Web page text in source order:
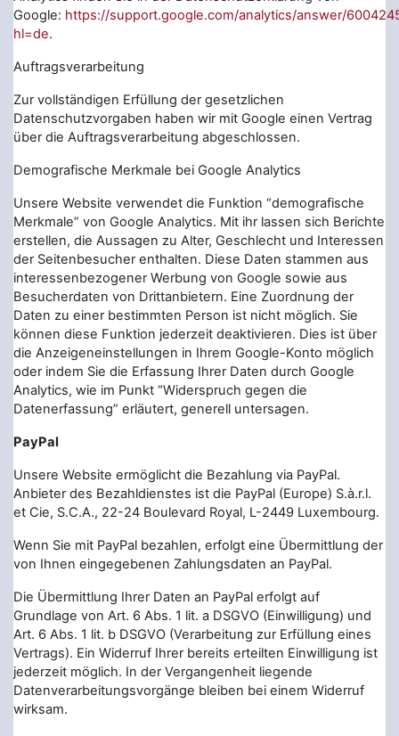
Google: https://support.google.com/analytics/answer/
hl=de.
Auftragsverarbeitung
Zur vollständigen Erfüllung der gesetzlichen
Datenschutzvorgaben haben wir mit Google einen Vertrag
über die Auftragsverarbeitung abgeschlossen.
Demografische Merkmale bei Google Analytics
Unsere Website verwendet die Funktion “demografische
Merkmale” von Google Analytics. Mit ihr lassen sich Berichte
erstellen, die Aussagen zu Alter, Geschlecht und Interessen
der Seitenbesucher enthalten. Diese Daten stammen aus
interessenbezogener Werbung von Google sowie aus
Besucherdaten von Drittanbietern. Eine Zuordnung der
Daten zu einer bestimmten Person ist nicht möglich. Sie
können diese Funktion jederzeit deaktivieren. Dies ist über
die Anzeigeneinstellungen in Ihrem Google-Konto möglich
oder indem Sie die Erfassung Ihrer Daten durch Google
Analytics, wie im Punkt “Widerspruch gegen die
Datenerfassung” erläutert, generell untersagen.
PayPal
Unsere Website ermöglicht die Bezahlung via PayPal.
Anbieter des Bezahldienstes ist die PayPal (Europe) S.à.r.l.
et Cie, S.C.A., 22-24 Boulevard Royal, L-2449 Luxembourg.
Wenn Sie mit PayPal bezahlen, erfolgt eine Übermittlung der
von Ihnen eingegebenen Zahlungsdaten an PayPal.
Die Übermittlung Ihrer Daten an PayPal erfolgt auf
Grundlage von Art. 6 Abs. 1 lit. a DSGVO (Einwilligung) und
Art. 6 Abs. 1 lit. b DSGVO (Verarbeitung zur Erfüllung eines
Vertrags). Ein Widerruf Ihrer bereits erteilten Einwilligung ist
jederzeit möglich. In der Vergangenheit liegende
Datenverarbeitungsvorgänge bleiben bei einem Widerruf
wirksam.